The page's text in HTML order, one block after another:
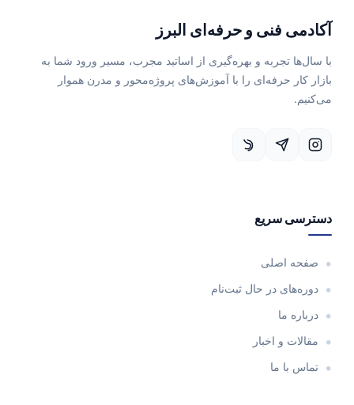
فنی و حرفه‌ای البرز
تجربه و بهره‌گیری از اساتید مجرب، مسیر ورود شما به
کار حرفه‌ای را با آموزش‌های پروژه‌محور و مدرن هموار
سریع
اصلی
در حال ثبت‌نام
ما
و اخبار
با ما